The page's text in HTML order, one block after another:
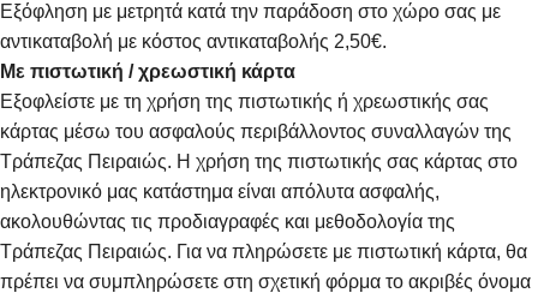
Εξόφληση με μετρητά κατά την παράδοση στο χώρο σας με
αντικαταβολή με κόστος αντικαταβολής 2,50€.
Με πιστωτική / χρεωστική κάρτα
Εξοφλείστε με τη χρήση της πιστωτικής ή χρεωστικής σας
κάρτας μέσω του ασφαλούς περιβάλλοντος συναλλαγών της
Τράπεζας Πειραιώς. Η χρήση της πιστωτικής σας κάρτας στο
ηλεκτρονικό μας κατάστημα είναι απόλυτα ασφαλής,
ακολουθώντας τις προδιαγραφές και μεθοδολογία της
Τράπεζας Πειραιώς. Για να πληρώσετε με πιστωτική κάρτα, θα
πρέπει να συμπληρώσετε στη σχετική φόρμα το ακριβές όνομα